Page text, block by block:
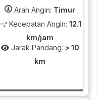
Arah Angin: Timur
Kecepatan Angin: 12.1
km/jam
Jarak Pandang: > 10
km